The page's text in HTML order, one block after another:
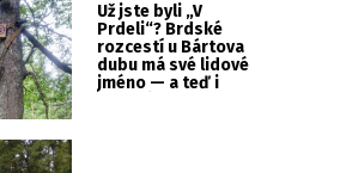
Už jste byli „V
Prdeli“? Brdské
rozcestí u Bártova
dubu má své lidové
jméno — a teď i